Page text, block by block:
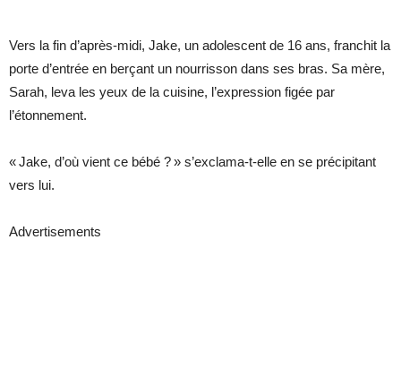
Vers la fin d’après‐midi, Jake, un adolescent de 16 ans, franchit la
porte d’entrée en berçant un nourrisson dans ses bras. Sa mère,
Sarah, leva les yeux de la cuisine, l’expression figée par
l’étonnement.
« Jake, d’où vient ce bébé ? » s’exclama-t-elle en se précipitant
vers lui.
Advertisements